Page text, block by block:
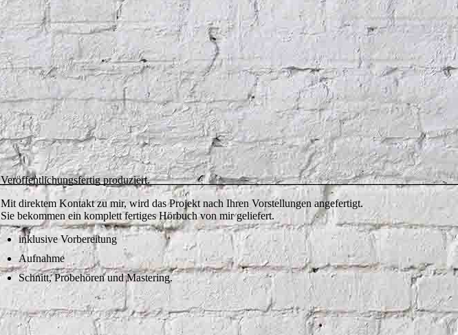
Veröffentlichungsfertig produziert.
Mit direktem Kontakt zu mir, wird das Projekt nach Ihren Vorstellungen angefertigt.
Sie bekommen ein komplett fertiges Hörbuch von mir geliefert.
inklusive Vorbereitung
Aufnahme
Schnitt, Probehören und Mastering.